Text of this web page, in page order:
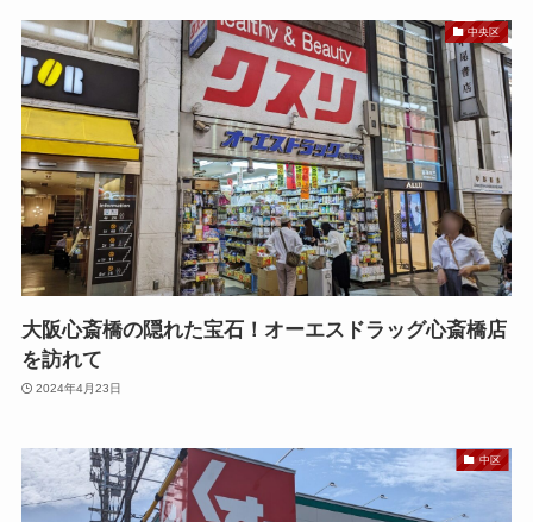
中央区
大阪心斎橋の隠れた宝石！オーエスドラッグ心斎橋店
を訪れて
2024年4月23日
中区